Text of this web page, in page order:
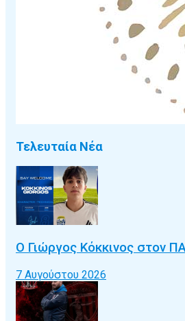
Τελευταία Νέα
Ο Γιώργος Κόκκινος στον
7 Αυγούστου 2026